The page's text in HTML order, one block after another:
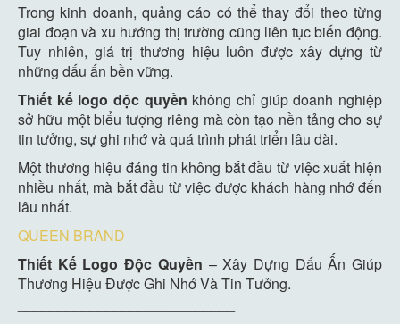
Trong kinh doanh, quảng cáo có thể thay đổi theo từng
giai đoạn và xu hướng thị trường cũng liên tục biến động.
Tuy nhiên, giá trị thương hiệu luôn được xây dựng từ
những dấu ấn bền vững.
Thiết kế logo độc quyền không chỉ giúp doanh nghiệp
sở hữu một biểu tượng riêng mà còn tạo nền tảng cho sự
tin tưởng, sự ghi nhớ và quá trình phát triển lâu dài.
Một thương hiệu đáng tin không bắt đầu từ việc xuất hiện
nhiều nhất, mà bắt đầu từ việc được khách hàng nhớ đến
lâu nhất.
QUEEN BRAND
Thiết Kế Logo Độc Quyền – Xây Dựng Dấu Ấn Giúp
Thương Hiệu Được Ghi Nhớ Và Tin Tưởng.